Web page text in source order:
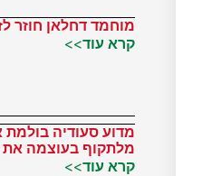
מוחמד דחלאן חוזר
קרא עוד>>
מדוע סעודיה
מלתקוף בעוצמה את
קרא עוד>>